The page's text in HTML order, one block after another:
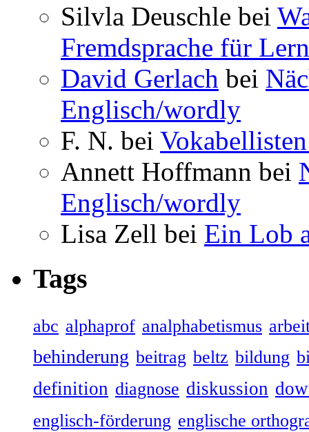
Silvla Deuschle bei
Fremdsprache für
David Gerlach bei
Englisch/wordly
F. N. bei
Annett Hoffmann bei
Englisch/wordly
Lisa Zell bei Ein Lob
Tags
abc alphaprof analphabetismus
behinderung beitrag beltz bildung
definition diagnose diskussion
englisch-förderung englische